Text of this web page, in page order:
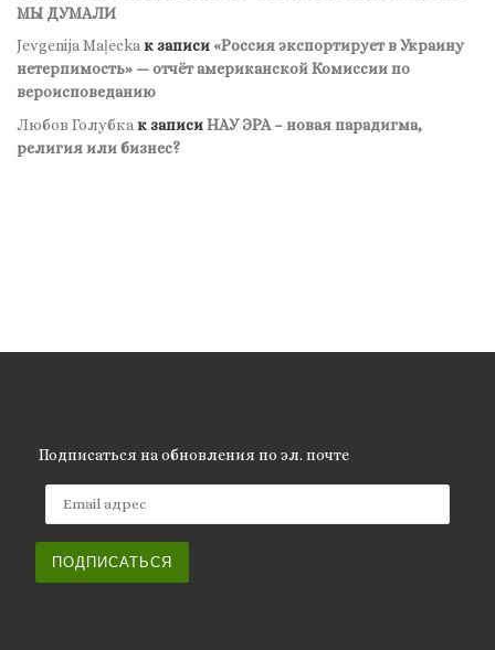
МЫ ДУМАЛИ
Jevgenija Maļeckaк записи«Россия экспортирует в Украину
нетерпимость» — отчёт американской Комиссии по
вероисповеданию
Любов Голубка к записиНАУ ЭРА – новая парадигма,
религия или бизнес?
Подписаться на обновления по эл. почте
ПОДПИСАТЬСЯ